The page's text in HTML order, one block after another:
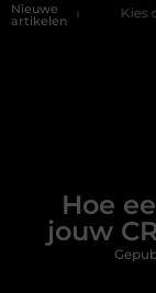
Nieuwe
artikelen
Kies de juiste
Hoe
jouw